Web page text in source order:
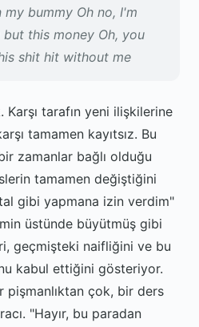
bummy Oh no, I'm
this money Oh, you
shit hit without me
Karşı tarafın yeni ilişkilerine
tamamen kayıtsız. Bu
zamanlar bağlı olduğu
tamamen değiştiğini
gibi yapmana izin verdim"
üstünde büyütmüş gibi
geçmişteki naifliğini ve bu
kabul ettiğini gösteriyor.
pişmanlıktan çok, bir ders
"Hayır, bu paradan